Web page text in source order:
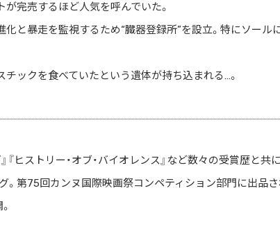
が完売するほど人気を呼んでいた。
化と暴走を監視するため“臓器登録所”を設立。特にソール
チックを食べていたという遺体が持ち込まれる…。
』『ヒストリー・オブ・バイオレンス』など数々の受賞歴と
。第75回カンヌ国際映画祭コンペティション部門に出品